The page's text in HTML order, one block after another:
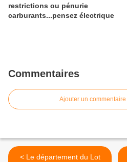
restrictions ou pénurie
carburants...pensez électrique
Commentaires
Ajouter un commentaire
< Le département du Lot